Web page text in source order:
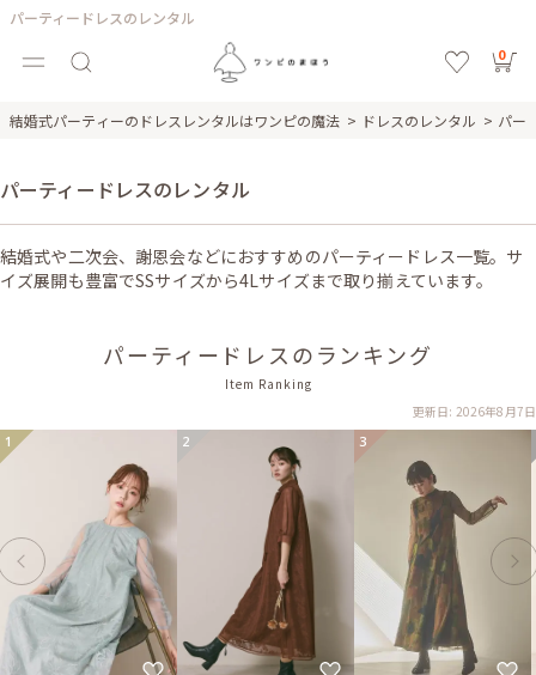
パーティードレスのレンタル
0
結婚式パーティーのドレスレンタルはワンピの魔法 ドレスのレンタル パー
パーティードレスのレンタル
結婚式や二次会、謝恩会などにおすすめのパーティードレス一覧。サ
イズ展開も豊富でSSサイズから4Lサイズまで取り揃えています。
パーティードレスのランキング
Item Ranking
更新日: 2026年8月7日
1
2 3